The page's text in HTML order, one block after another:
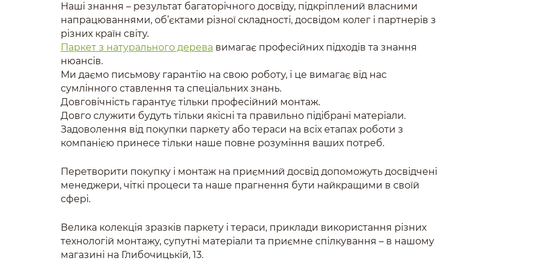
Наші знання – результат багаторічного досвіду, підкріплений власними
напрацюваннями, об’єктами різної складності, досвідом колег і партнерів з
різних країн світу.
Паркет з натурального дерева вимагає професійних підходів та знання
нюансів.
Ми даємо письмову гарантію на свою роботу, і це вимагає від нас
сумлінного ставлення та спеціальних знань.
Довговічність гарантує тільки професійний монтаж.
Довго служити будуть тільки якісні та правильно підібрані матеріали.
Задоволення від покупки паркету або тераси на всіх етапах роботи з
компанією принесе тільки наше повне розуміння ваших потреб.
Перетворити покупку і монтаж на приємний досвід допоможуть досвідчені
менеджери, чіткі процеси та наше прагнення бути найкращими в своїй
сфері.
Велика колекція зразків паркету і тераси, приклади використання різних
технологій монтажу, супутні матеріали та приємне спілкування – в нашому
магазині на Глибочицькій, 13.